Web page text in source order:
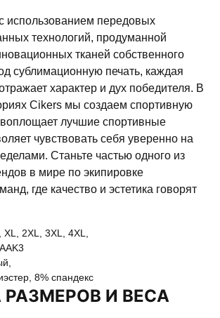
использованием передовых
технологий, продуманной
тканей собственного
сублимационную печать, каждая
характер и дух победителя. В
Cikers мы создаем спортивную
лучшие спортивные
чувствовать себя уверенно на
Станьте частью одного из
в мире по экипировке
где качество и эстетика говорят
XL 2XL 3XL 4XL
8% спандекс
РАЗМЕРОВ И ВЕСА